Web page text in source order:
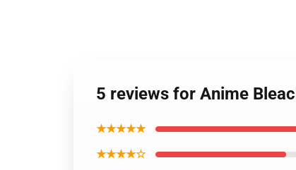
5 reviews for Anime
★★★★★
★★★★☆